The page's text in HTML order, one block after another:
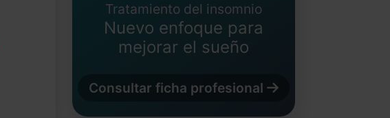
Tratamiento del insomnio
Nuevo enfoque para
mejorar el sueño
Consultar ficha profesional